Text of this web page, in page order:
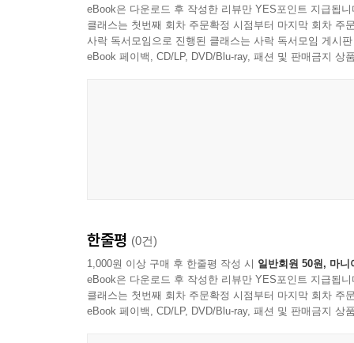
eBook은 다운로드 후 작성한 리뷰만 YES포인트 지급됩니
클래스는 첫번째 회차 주문확정 시점부터 마지막 회차 주
사락 독서모임으로 진행된 클래스는 사락 독서모임 게시
eBook 페이백, CD/LP, DVD/Blu-ray, 패션 및 판매금지 상
한줄평 (0건)
1,000원 이상 구매 후 한줄평 작성 시 일반회원 50원, 마니
eBook은 다운로드 후 작성한 리뷰만 YES포인트 지급됩니
클래스는 첫번째 회차 주문확정 시점부터 마지막 회차 주
eBook 페이백, CD/LP, DVD/Blu-ray, 패션 및 판매금지 상